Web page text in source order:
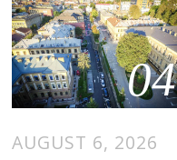
04
AUGUST 6, 2026